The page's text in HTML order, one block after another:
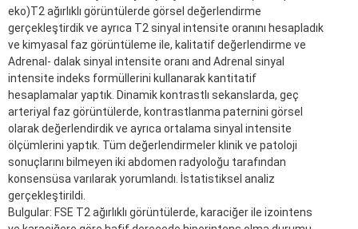
eko)T2 ağırlıklı görüntülerde görsel değerlendirme
gerçekleştirdik ve ayrıca T2 sinyal intensite oranını hesapladık
ve kimyasal faz görüntüleme ile, kalitatif değerlendirme ve
Adrenal- dalak sinyal intensite oranı and Adrenal sinyal
intensite indeks formüllerini kullanarak kantitatif
hesaplamalar yaptık. Dinamik kontrastlı sekanslarda, geç
arteriyal faz görüntülerde, kontrastlanma paternini görsel
olarak değerlendirdik ve ayrıca ortalama sinyal intensite
ölçümlerini yaptık. Tüm değerlendirmeler klinik ve patoloji
sonuçlarını bilmeyen iki abdomen radyoloğu tarafından
konsensüsa varılarak yorumlandı. İstatistiksel analiz
gerçekleştirildi.
Bulgular: FSE T2 ağırlıklı görüntülerde, karaciğer ile izointens